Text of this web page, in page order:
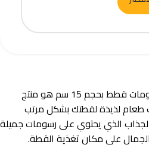
تركسي صحن طعام للقطط برسومات قطط بحجم 15 سم هو منتج
طعام لذيذة لقطتك بشكل مرتب
الذي يحتوي على رسومات جميلة
على مكان تغذية القطة.